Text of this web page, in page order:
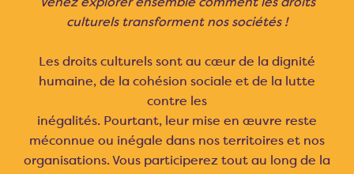
Venez explorer ensemble comment les droits
culturels transforment nos sociétés !
Les droits culturels sont au cœur de la dignité
humaine, de la cohésion sociale et de la lutte
contre les
inégalités. Pourtant, leur mise en œuvre reste
méconnue ou inégale dans nos territoires et nos
organisations. Vous participerez tout au long de la